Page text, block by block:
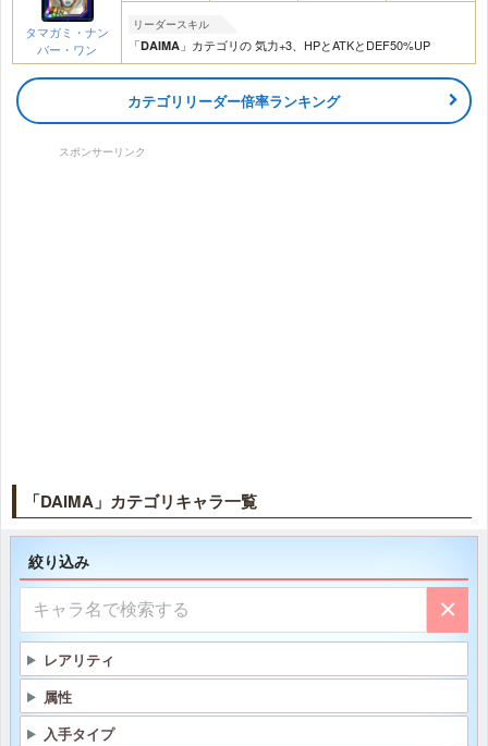
タマガミ・ナン
バー・ワン
リーダースキル
「DAIMA 」カテゴリの 気力+3、HPとATKとDEF50%UP
カテゴリリーダー倍率ランキング
スポンサーリンク
「DAIMA」カテゴリキャラ一覧
絞り込み
×
レアリティ
属性
入手タイプ